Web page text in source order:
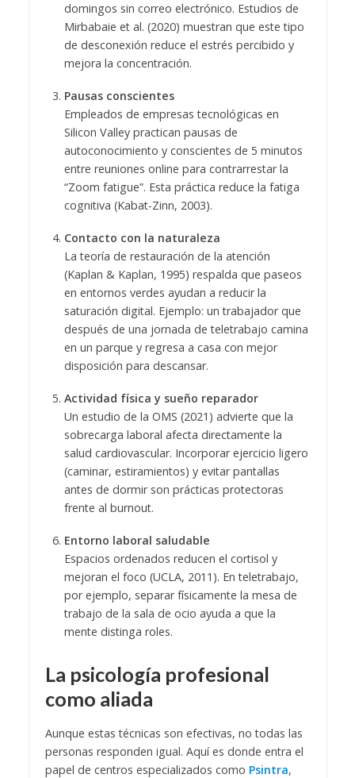
domingos sin correo electrónico. Estudios de
Mirbabaie et al. (2020) muestran que este tipo
de desconexión reduce el estrés percibido y
mejora la concentración.
Pausas conscientes
Empleados de empresas tecnológicas en
Silicon Valley practican pausas de
autoconocimiento y conscientes de 5 minutos
entre reuniones online para contrarrestar la
“Zoom fatigue”. Esta práctica reduce la fatiga
cognitiva (Kabat-Zinn, 2003).
Contacto con la naturaleza
La teoría de restauración de la atención
(Kaplan & Kaplan, 1995) respalda que paseos
en entornos verdes ayudan a reducir la
saturación digital. Ejemplo: un trabajador que
después de una jornada de teletrabajo camina
en un parque y regresa a casa con mejor
disposición para descansar.
Actividad física y sueño reparador
Un estudio de la OMS (2021) advierte que la
sobrecarga laboral afecta directamente la
salud cardiovascular. Incorporar ejercicio ligero
(caminar, estiramientos) y evitar pantallas
antes de dormir son prácticas protectoras
frente al burnout.
Entorno laboral saludable
Espacios ordenados reducen el cortisol y
mejoran el foco (UCLA, 2011). En teletrabajo,
por ejemplo, separar físicamente la mesa de
trabajo de la sala de ocio ayuda a que la
mente distinga roles.
La psicología profesional
como aliada
Aunque estas técnicas son efectivas, no todas las
personas responden igual. Aquí es donde entra el
papel de centros especializados como Psintra,